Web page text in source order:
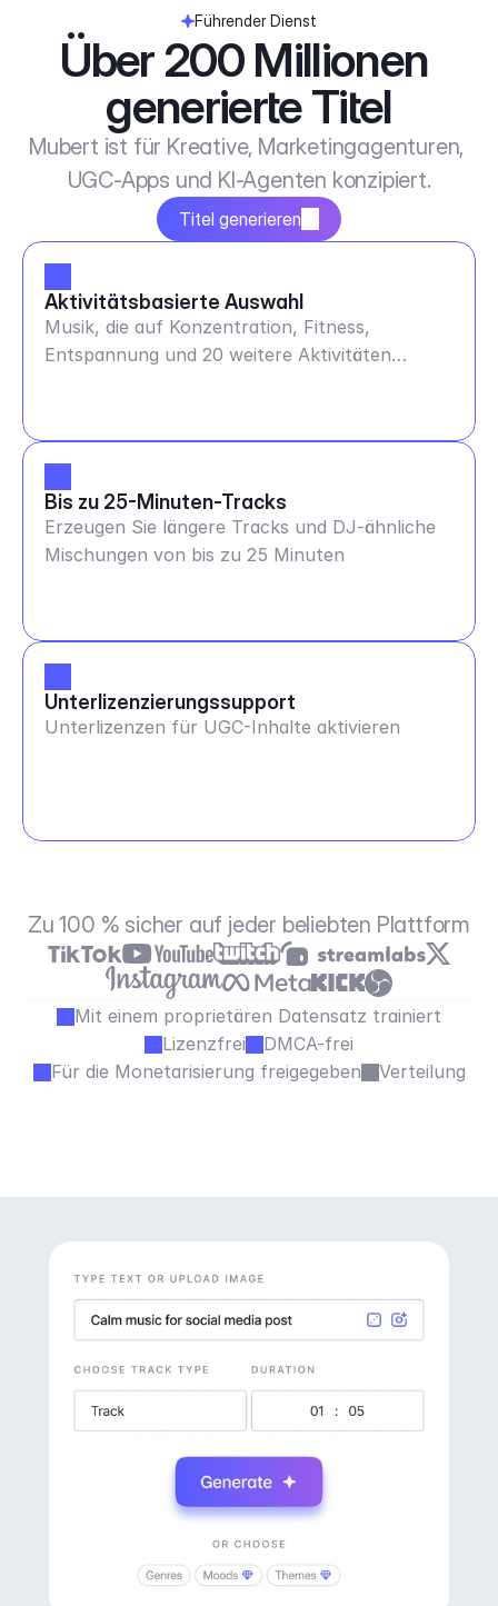
Führender Dienst
Über 200 Millionen
generierte Titel
Mubert ist für Kreative, Marketingagenturen,
UGC-Apps und KI-Agenten konzipiert.
Titel generieren
Aktivitätsbasierte Auswahl
Musik, die auf Konzentration, Fitness,
Entspannung und 20 weitere Aktivitäten
Bis zu 25-Minuten-Tracks
Erzeugen Sie längere Tracks und DJ-ähnliche
Mischungen von bis zu 25 Minuten
Unterlizenzierungssupport
Unterlizenzen für UGC-Inhalte aktivieren
Zu 100 % sicher auf jeder beliebten Plattform
Mit einem proprietären Datensatz trainiert
Lizenzfrei
DMCA-frei
Für die Monetarisierung freigegeben
Verteilung